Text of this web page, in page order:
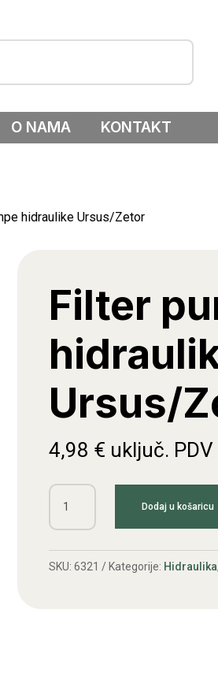
O NAMA KONTAKT
hidraulike Ursus/Zetor
Filter
Ursus/
4,98 € uključ. PDV
Filter
pumpe
Ursus/Zetor
Dodaj u košaricu
SKU: 6321 Kategorije: Hidraulika,